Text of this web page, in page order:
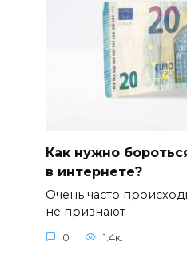
Как нужно
в интернете?
Очень часто
не признают
0 1.4к.